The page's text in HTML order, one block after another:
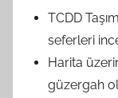
TCDD
seferleri
Harita
güzergah